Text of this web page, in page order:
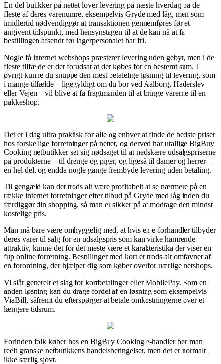
En del butikker på nettet lover levering på næste hverdag på de
fleste af deres varenumre, eksempelvis Gryde med låg, men som
imidlertid nødvendiggør at transaktionen gennemføres før et
angivent tidspunkt, med hensynstagen til at de kan nå at få
bestillingen afsendt før lagerpersonalet har fri.
Nogle få internet webshops præsterer levering uden gebyr, men i de
fleste tilfælde er det forudsat at der købes for en bestemt sum. I
øvrigt kunne du snuppe den mest betalelige løsning til levering, som
i mange tilfælde – ligegyldigt om du bor ved Aalborg, Haderslev
eller Vejen – vil blive at få fragtmanden til at bringe varerne til en
pakkeshop.
Det er i dag ultra praktisk for alle og enhver at finde de bedste priser
hos forskellige forretninger på nettet, og derved har utallige BigBuy
Cooking netbutikker set sig nødsaget til at nedskære udsalgspriserne
på produkterne – til drenge og piger, og ligeså til damer og herrer –
en hel del, og endda nogle gange frembyde levering uden betaling.
Til gengæld kan det trods alt være profitabelt at se nærmere på en
række internet forretninger efter tilbud på Gryde med låg inden du
færdiggør din shopping, så man er sikker på at modtage den mindst
kostelige pris.
Man må bare være omhyggelig med, at hvis en e-forhandler tilbyder
deres varer til salg for en udsalgspris som kan virke hamrende
attraktiv, kunne det for det meste være et karakteristika der viser en
fup online forretning. Bestillinger med kort er trods alt omfavnet af
en forordning, der hjælper dig som køber overfor uærlige netshops.
Vi slår generelt et slag for kortbetalinger eller MobilePay. Som en
anden løsning kan du drage fordel af en løsning som eksempelvis
ViaBill, såfremt du efterspørger at betale omkostningerne over et
længere tidsrum.
Forinden folk køber hos en BigBuy Cooking e-handler bør man
reelt granske netbutikkens handelsbetingelser, men det er normalt
ikke særlig sjovt.